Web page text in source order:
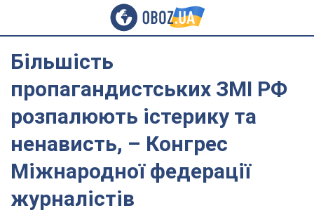
Більшість
пропагандистських ЗМІ РФ
розпалюють істерику та
ненависть, – Конгрес
Міжнародної федерації
журналістів